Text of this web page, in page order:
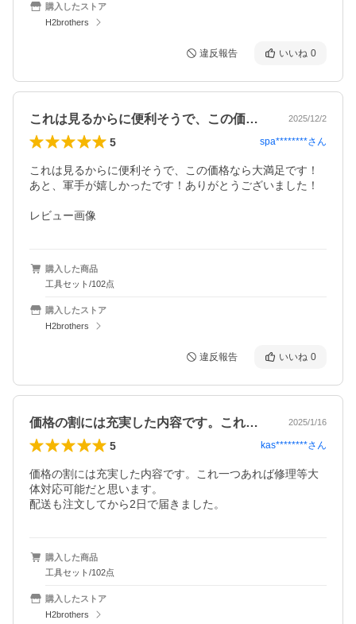
購入したストア
H2brothers
違反報告 いいね 0
これは見るからに便利そうで、この価格な… 2025/12/2
5 spa********さん
これは見るからに便利そうで、この価格なら大満足です！
あと、軍手が嬉しかったです！ありがとうございました！
レビュー画像
購入した商品
工具セット/102点
購入したストア
H2brothers
違反報告 いいね 0
価格の割には充実した内容です。これ一つ… 2025/1/16
5 kas********さん
価格の割には充実した内容です。これ一つあれば修理等大
体対応可能だと思います。
配送も注文してから2日で届きました。
購入した商品
工具セット/102点
購入したストア
H2brothers